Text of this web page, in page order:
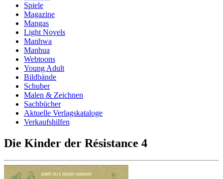
Spiele
Magazine
Mangas
Light Novels
Manhwa
Manhua
Webtoons
Young Adult
Bildbände
Schuber
Malen & Zeichnen
Sachbücher
Aktuelle Verlagskataloge
Verkaufshilfen
Die Kinder der Résistance 4